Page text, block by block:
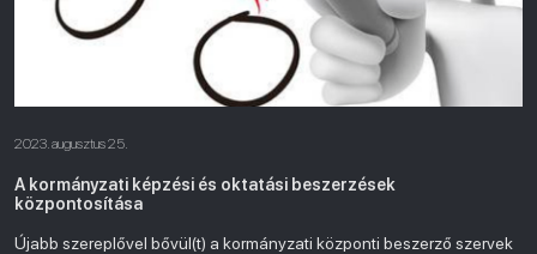
2023. augusztus 25.
A kormányzati képzési és oktatási beszerzések
központosítása
Újabb szereplővel bővül(t) a kormányzati központi beszerző szervek